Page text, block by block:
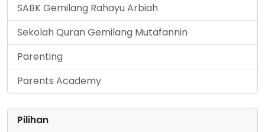
SABK Gemilang Rahayu Arbiah
Sekolah Quran Gemilang Mutafannin
Parenting
Parents Academy
Pilihan